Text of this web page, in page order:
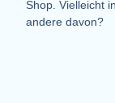
Shop. Vielleicht
andere davon?